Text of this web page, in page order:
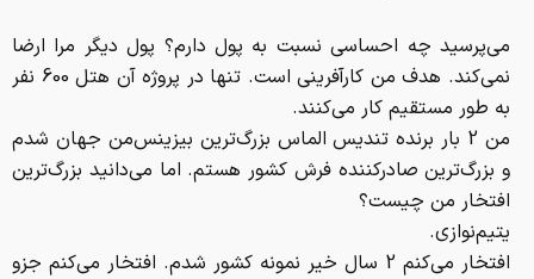
مي‌پرسيد چه احساسي نسبت به پول دارم؟ پول ديگر مرا ارضا
نمي‌كند. هدف من كارآفريني است. تنها در پروژه آن هتل 600 نفر
به طور مستقيم كار مي‌كنند.
من 2 بار برنده تنديس الماس بزرگ‌ترين بيزينس‌من جهان شدم
و بزرگ‌ترين صادركننده فرش كشور هستم. اما مي‌دانيد بزرگ‌ترين
افتخار من چيست؟
يتيم‌نوازي.
افتخار مي‌كنم 2 سال خير نمونه كشور شدم. افتخار مي‌كنم جزو